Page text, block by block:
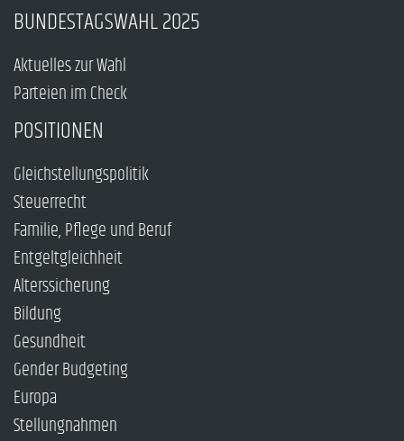
BUNDESTAGSWAHL 2025
Aktuelles zur Wahl
Parteien im Check
POSITIONEN
Gleichstellungspolitik
Steuerrecht
Familie, Pflege und Beruf
Entgeltgleichheit
Alterssicherung
Bildung
Gesundheit
Gender Budgeting
Europa
Stellungnahmen